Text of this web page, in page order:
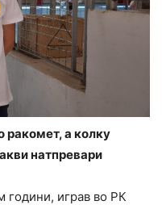
ракомет, а колку
натпревари
години, играв во РК